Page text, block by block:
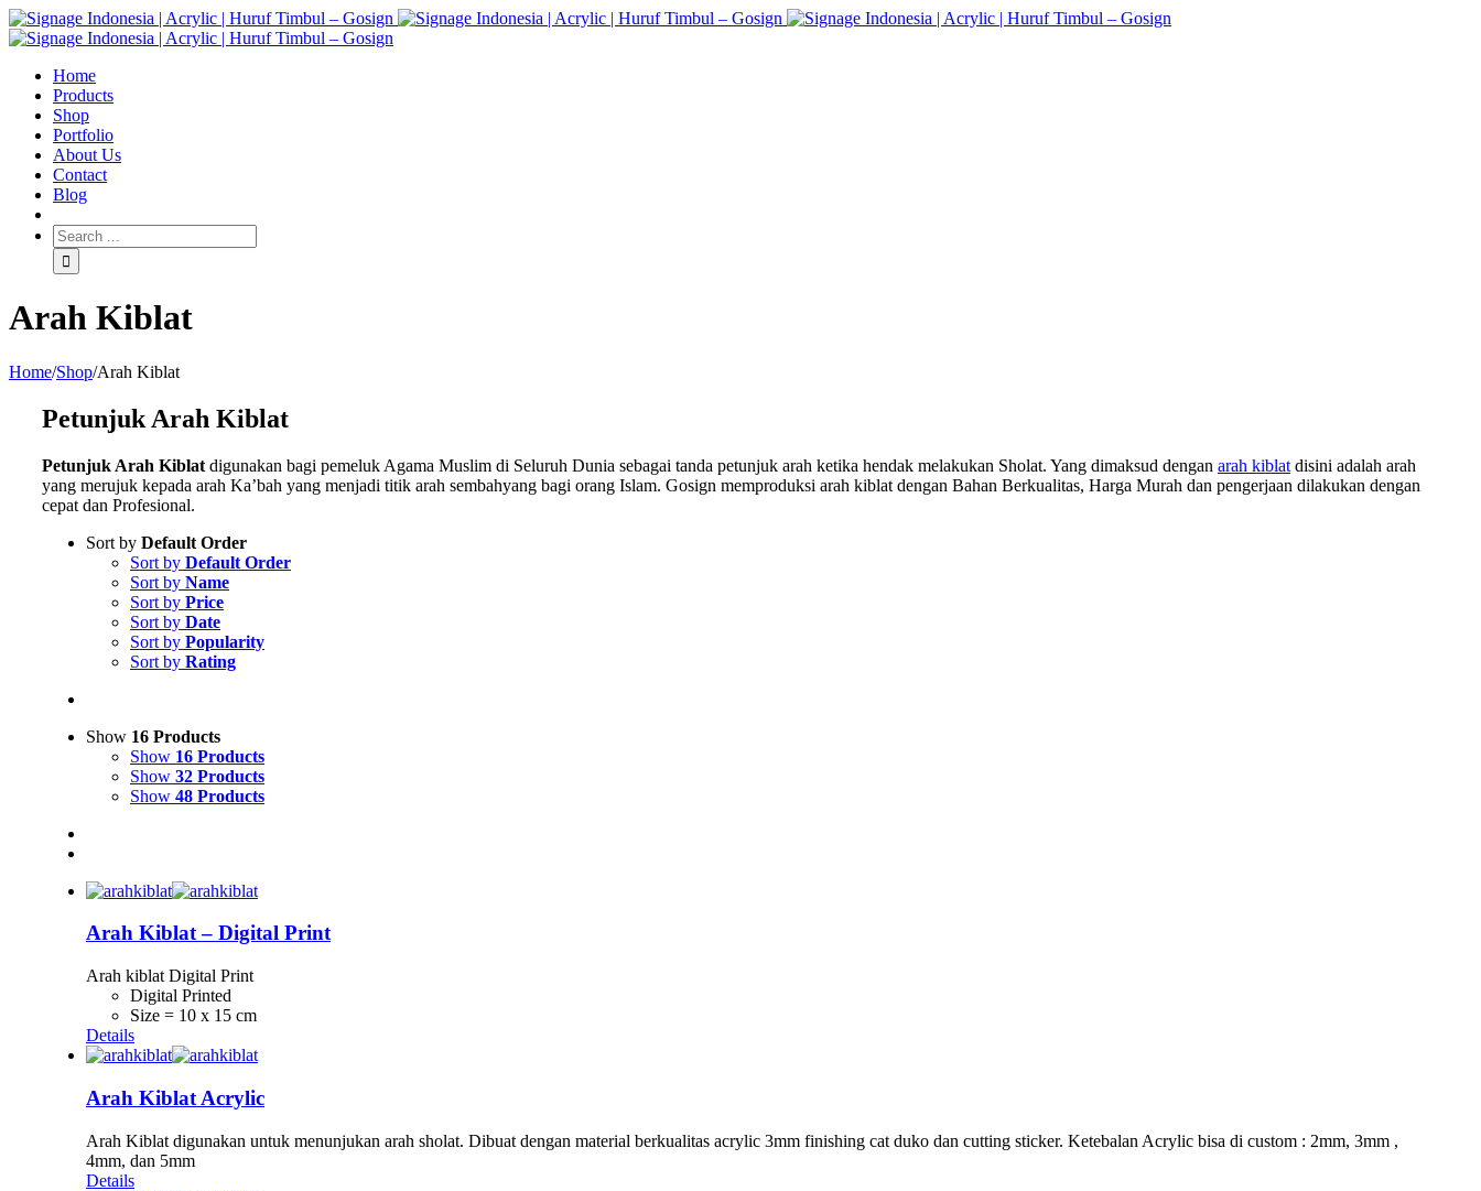
Home
Products
Shop
Portfolio
About Us
Contact
Blog
Arah Kiblat
Home/Shop/Arah Kiblat
Petunjuk Arah Kiblat
Petunjuk Arah Kiblat digunakan bagi pemeluk Agama Muslim di Seluruh Dunia sebagai tanda petunjuk arah ketika hendak melakukan Sholat. Yang dimaksud dengan arah kiblat disini adalah arah
yang merujuk kepada arah Ka’bah yang menjadi titik arah sembahyang bagi orang Islam. Gosign memproduksi arah kiblat dengan Bahan Berkualitas, Harga Murah dan pengerjaan dilakukan dengan
cepat dan Profesional.
Sort by Default Order
Sort by Default Order
Sort by Name
Sort by Price
Sort by Date
Sort by Popularity
Sort by Rating
Show 16 Products
Show 16 Products
Show 32 Products
Show 48 Products
Arah Kiblat – Digital Print
Arah kiblat Digital Print
Digital Printed
Size = 10 x 15 cm
Details
Arah Kiblat Acrylic
Arah Kiblat digunakan untuk menunjukan arah sholat. Dibuat dengan material berkualitas acrylic 3mm finishing cat duko dan cutting sticker. Ketebalan Acrylic bisa di custom : 2mm, 3mm ,
4mm, dan 5mm
Details